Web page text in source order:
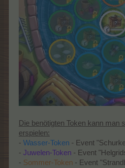
Die benötigten Token kann man
erspielen:
- Wasser-Token - Event
- Juwelen-Token - Event
- Sommer-Token - Event